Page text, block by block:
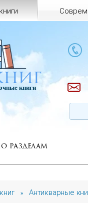
разделам
» Антикварные
книги